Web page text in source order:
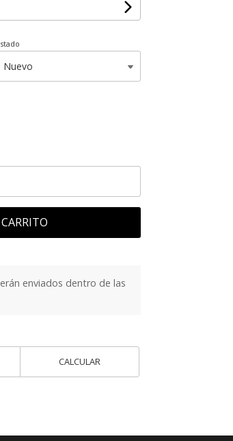
enviados dentro de las
CALCULAR